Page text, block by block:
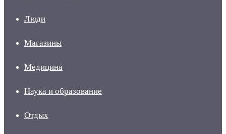
Люди
Магазины
Медицина
Наука и образование
Отдых